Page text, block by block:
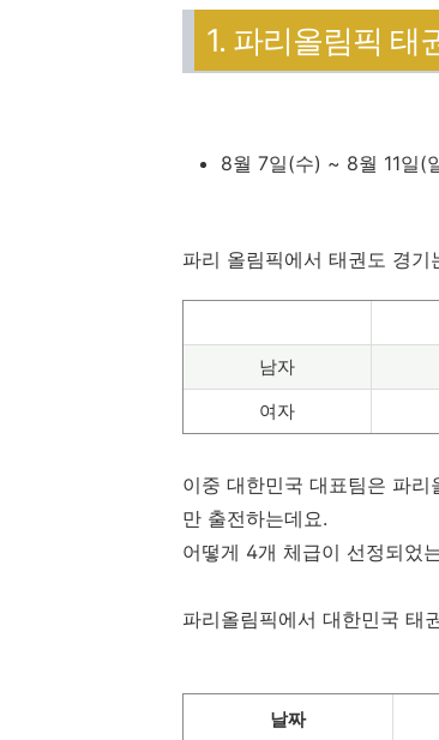
1. 파리올림픽 태
8월 7일(수) ~ 8월 11일(
파리 올림픽에서 태권도 경
남자
여자
이중 대한민국 대표팀은 파
만 출전하는데요.
어떻게 4개 체급이 선정되었
파리올림픽에서 대한민국 태
날짜